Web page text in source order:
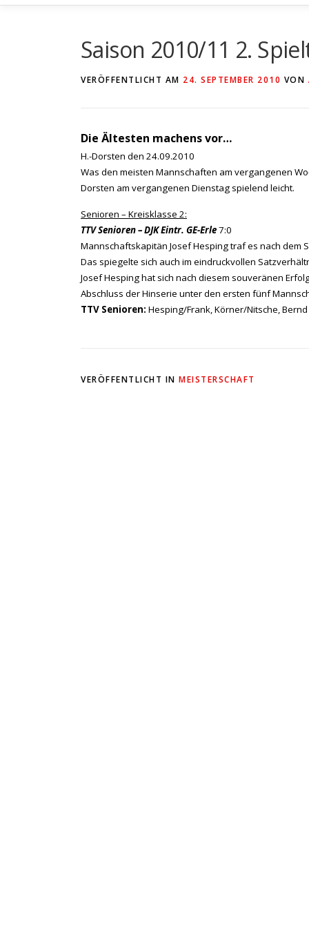
Saison 2010/11 2.
VERÖFFENTLICHT AM 24. SEPTEMBER 2010 VON
Die Ältesten machens vor…
H.-Dorsten den 24.09.2010
Was den meisten Mannschaften am vergangenen
Dorsten am vergangenen Dienstag spielend leicht.
Senioren – Kreisklasse 2:
TTV Senioren – DJK Eintr. GE-Erle7:0
Mannschaftskapitän Josef Hesping traf es nach dem
Das spiegelte sich auch im eindruckvollen
Josef Hesping hat sich nach diesem souveränen
Abschluss der Hinserie unter den ersten fünf
TTV Senioren: Hesping/Frank, Körner/Nitsche,
VERÖFFENTLICHT IN MEISTERSCHAFT